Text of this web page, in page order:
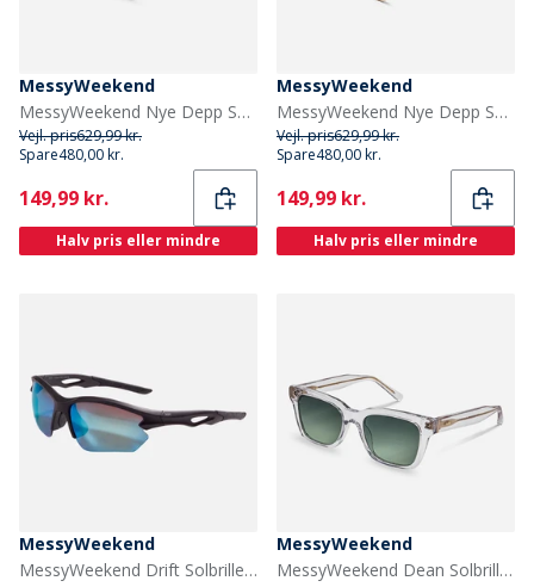
MessyWeekend
MessyWeekend Nye Depp Solbriller Crystal
Vejl. pris629,99 kr.
Spare480,00 kr.
Current
149,99 kr.
Halv pris eller mindre
MessyWeekend
MessyWeekend Nye Depp Solbriller Champagne
Vejl. pris629,99 kr.
Spare480,00 kr.
Current
149,99 kr.
Halv pris eller mindre
MessyWeekend
MessyWeekend Drift Solbriller Sort
MessyWeekend
MessyWeekend Dean Solbriller Crystal